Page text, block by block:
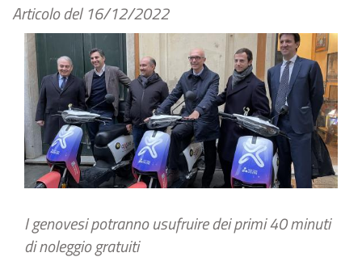
Articolo del 16/12/2022
I genovesi potranno usufruire dei primi 40 minuti
di noleggio gratuiti